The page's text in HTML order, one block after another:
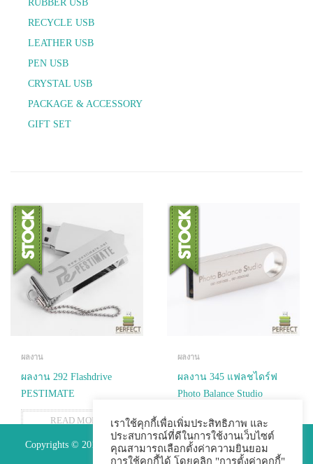
RUBBER USB
RECYCLE USB
LEATHER USB
PEN USB
CRYSTAL USB
PACKAGE & ACCESSORY
GIFT SET
ผลงาน
ผลงาน 292 Flashdrive
PESTIMATE
READ MORE
ผลงาน
ผลงาน 345 แฟลชไดร์ฟ
Photo Balance Studio
READ MORE
Copyrights © 2015 Premium Perfect Co.,ltd. All Rights Reserved.
เราใช้คุกกี้เพื่อเพิ่มประสิทธิภาพ และ
ประสบการณ์ที่ดีในการใช้งานเว็บไซต์
คุณสามารถเลือกตั้งค่าความยินยอม
การใช้คุกกี้ได้ โดยคลิก "การตั้งค่าคุกกี้"